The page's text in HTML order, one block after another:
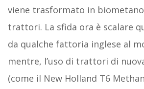
viene trasformato in
trattori. La sfida ora è scalare
da qualche fattoria inglese al
mentre, l’uso di trattori di
(come il New Holland T6